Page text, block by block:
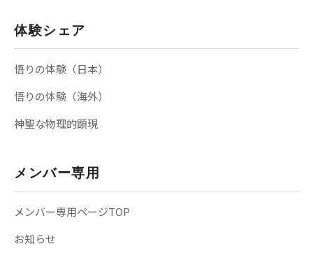
体験シェア
悟りの体験（日本）
悟りの体験（海外）
神聖な物理的顕現
メンバー専用
メンバー専用ページTOP
お知らせ